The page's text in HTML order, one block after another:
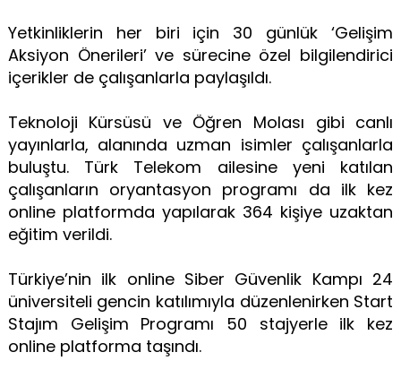
Yetkinliklerin her biri için 30 günlük ‘Gelişim
Aksiyon Önerileri’ ve sürecine özel bilgilendirici
içerikler de çalışanlarla paylaşıldı.
Teknoloji Kürsüsü ve Öğren Molası gibi canlı
yayınlarla, alanında uzman isimler çalışanlarla
buluştu. Türk Telekom ailesine yeni katılan
çalışanların oryantasyon programı da ilk kez
online platformda yapılarak 364 kişiye uzaktan
eğitim verildi.
Türkiye’nin ilk online Siber Güvenlik Kampı 24
üniversiteli gencin katılımıyla düzenlenirken Start
Stajım Gelişim Programı 50 stajyerle ilk kez
online platforma taşındı.